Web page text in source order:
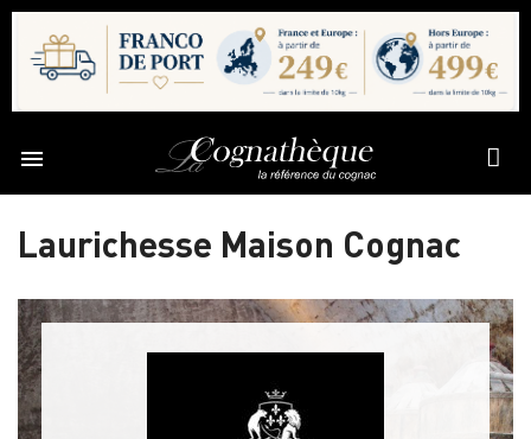

Laurichesse Maison Cognac